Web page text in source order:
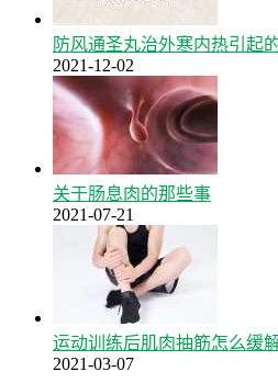
防风通圣丸治外寒内热引起
2021-12-02
关于肠息肉的那些事
2021-07-21
运动训练后肌肉抽筋怎么缓解
2021-03-07